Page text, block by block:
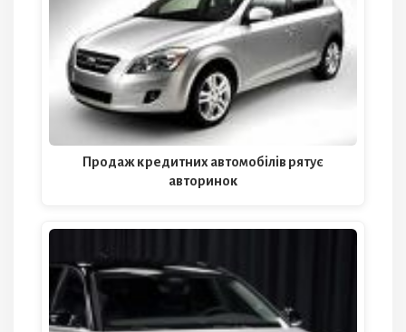
Продаж кредитних автомобілів рятує
авторинок